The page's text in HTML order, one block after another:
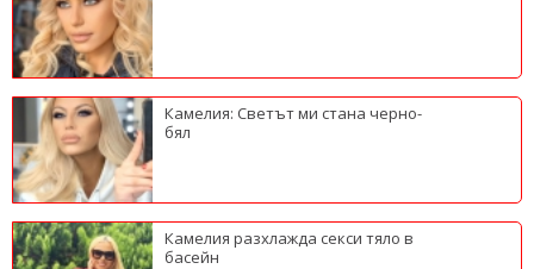
Камелия: Светът ми стана черно-
бял
Камелия разхлажда секси тяло в
басейн